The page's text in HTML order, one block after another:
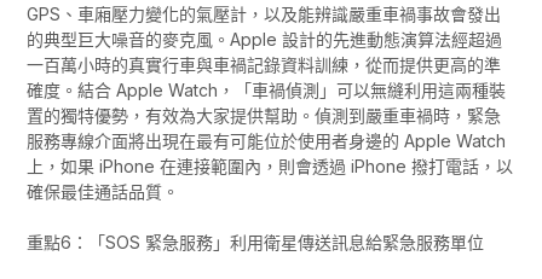
GPS、車廂壓力變化的氣壓計，以及能辨識嚴重車禍事故會發出
的典型巨大噪音的麥克風。Apple 設計的先進動態演算法經超過
一百萬小時的真實行車與車禍記錄資料訓練，從而提供更高的準
確度。結合 Apple Watch，「車禍偵測」可以無縫利用這兩種裝
置的獨特優勢，有效為大家提供幫助。偵測到嚴重車禍時，緊急
服務專線介面將出現在最有可能位於使用者身邊的 Apple Watch
上，如果 iPhone 在連接範圍內，則會透過 iPhone 撥打電話，以
確保最佳通話品質。
重點6：「SOS 緊急服務」利用衛星傳送訊息給緊急服務單位